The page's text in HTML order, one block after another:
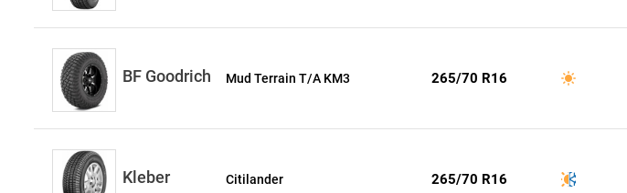
BF Goodrich Mud Terrain T/A KM3 265/70 R16
Kleber Citilander 265/70 R16